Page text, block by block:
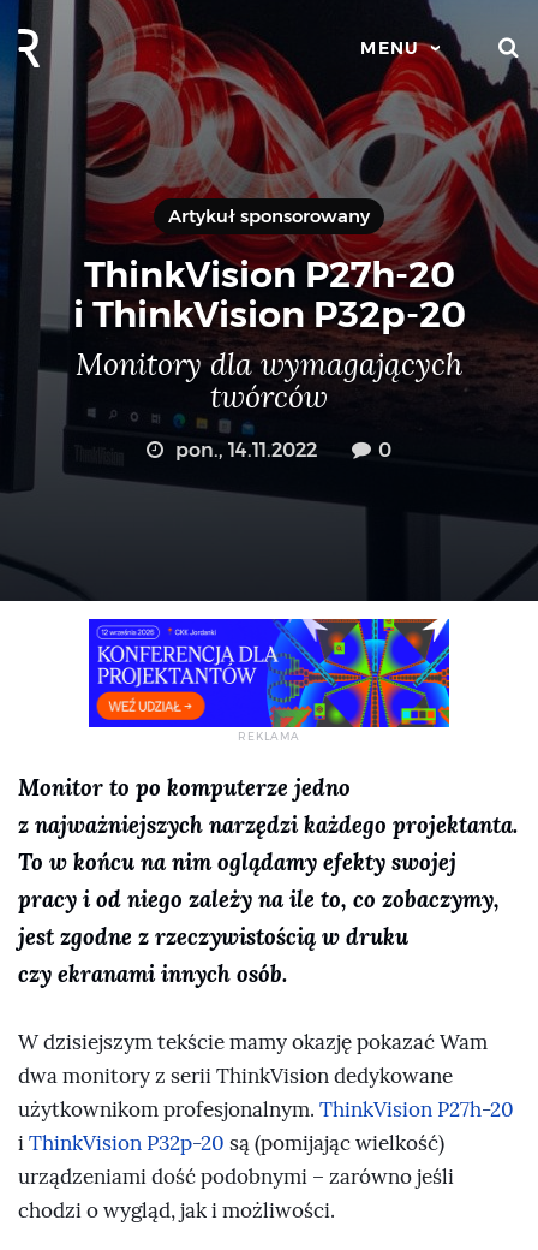
MENU
Artykuł sponsorowany
ThinkVision P27h-20
i ThinkVision P32p-20
Monitory dla wymagających
twórców
pon., 14.11.2022 0
Monitor to po komputerze jedno
z najważniejszych narzędzi każdego projektanta.
To w końcu na nim oglądamy efekty swojej
pracy i od niego zależy na ile to, co zobaczymy,
jest zgodne z rzeczywistością w druku
czy ekranami innych osób.
W dzisiejszym tekście mamy okazję pokazać Wam
dwa monitory z serii ThinkVision dedykowane
użytkownikom profesjonalnym. ThinkVision P27h-20
iThinkVision P32p-20 są (pomijając wielkość)
urządzeniami dość podobnymi – zarówno jeśli
chodzi o wygląd, jak i możliwości.